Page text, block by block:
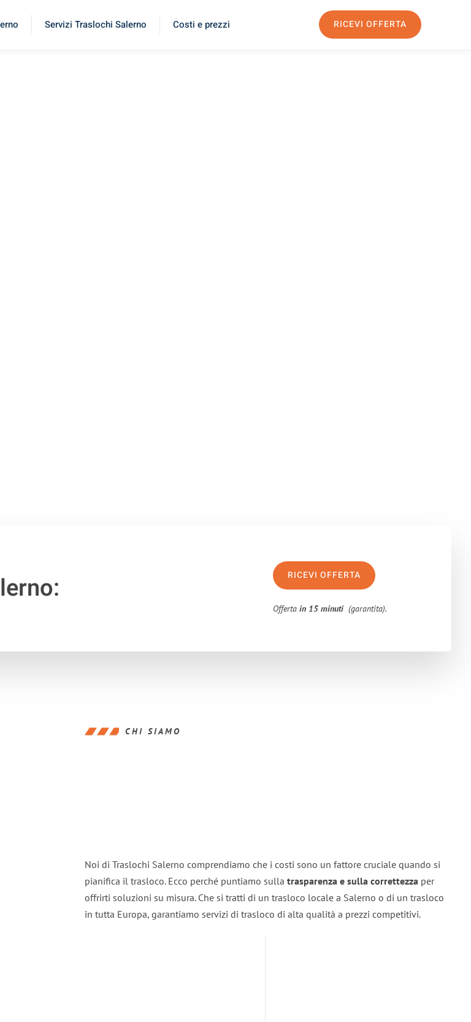
Servizi Traslochi Salerno Costi e prezzi RICEVI OFFERTA
RICEVI OFFERTA
Offertain 15 minuti (garantita).
CHI SIAMO
Noi di Traslochi Salerno comprendiamo che i costi sono un fattore cruciale quando si
pianifica il trasloco. Ecco perché puntiamo sulla trasparenza e sulla correttezza per
offrirti soluzioni su misura. Che si tratti di un trasloco locale a Salerno o di un trasloco
in tutta Europa, garantiamo servizi di trasloco di alta qualità a prezzi competitivi.